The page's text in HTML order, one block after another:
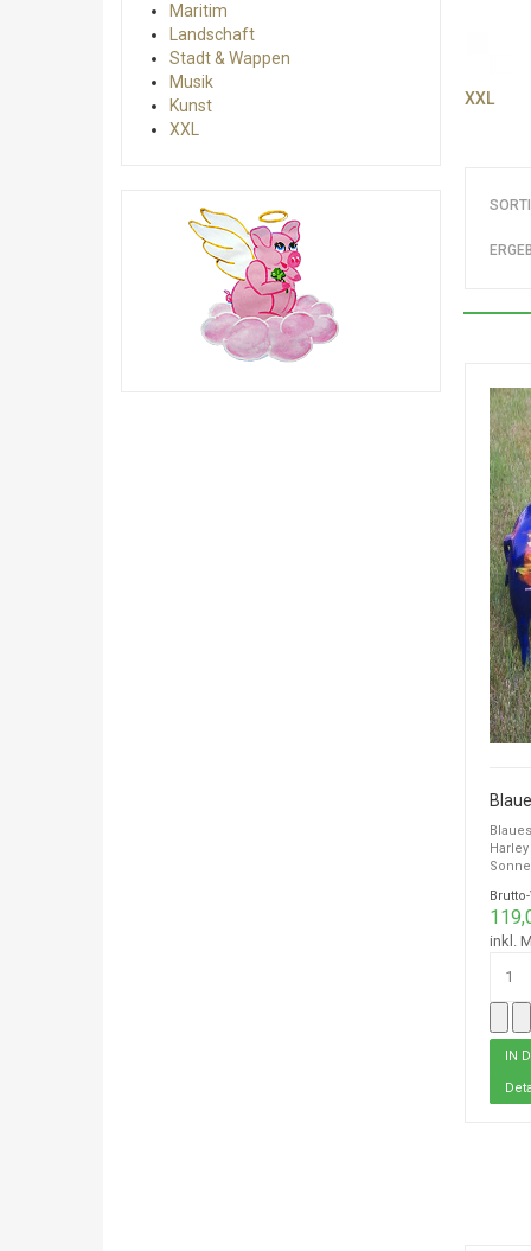
XXL
inkl.
Maritim
Landschaft
Stadt & Wappen
Musik
Kunst
XXL